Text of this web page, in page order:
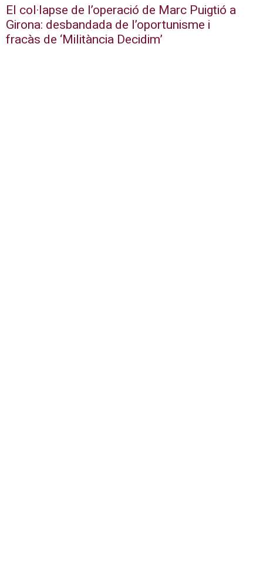
El col·lapse de l’operació de Marc Puigtió a
Girona: desbandada de l’oportunisme i
fracàs de ‘Militància Decidim’